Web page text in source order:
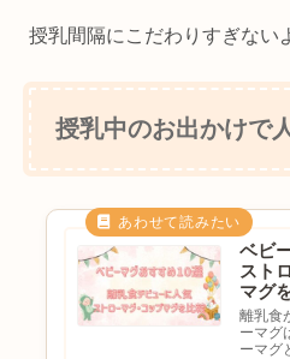
授乳間隔にこだわりすぎない
授乳中のお出かけで
ベビ
スト
マグ
離乳食
ーマグ
ーマグ